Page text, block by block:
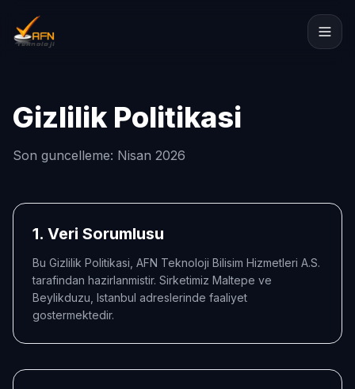
Gizlilik Politikasi
Son guncelleme: Nisan 2026
1. Veri Sorumlusu
Bu Gizlilik Politikasi, AFN Teknoloji Bilisim Hizmetleri A.S.
tarafindan hazirlanmistir. Sirketimiz Maltepe ve
Beylikduzu, Istanbul adreslerinde faaliyet
gostermektedir.